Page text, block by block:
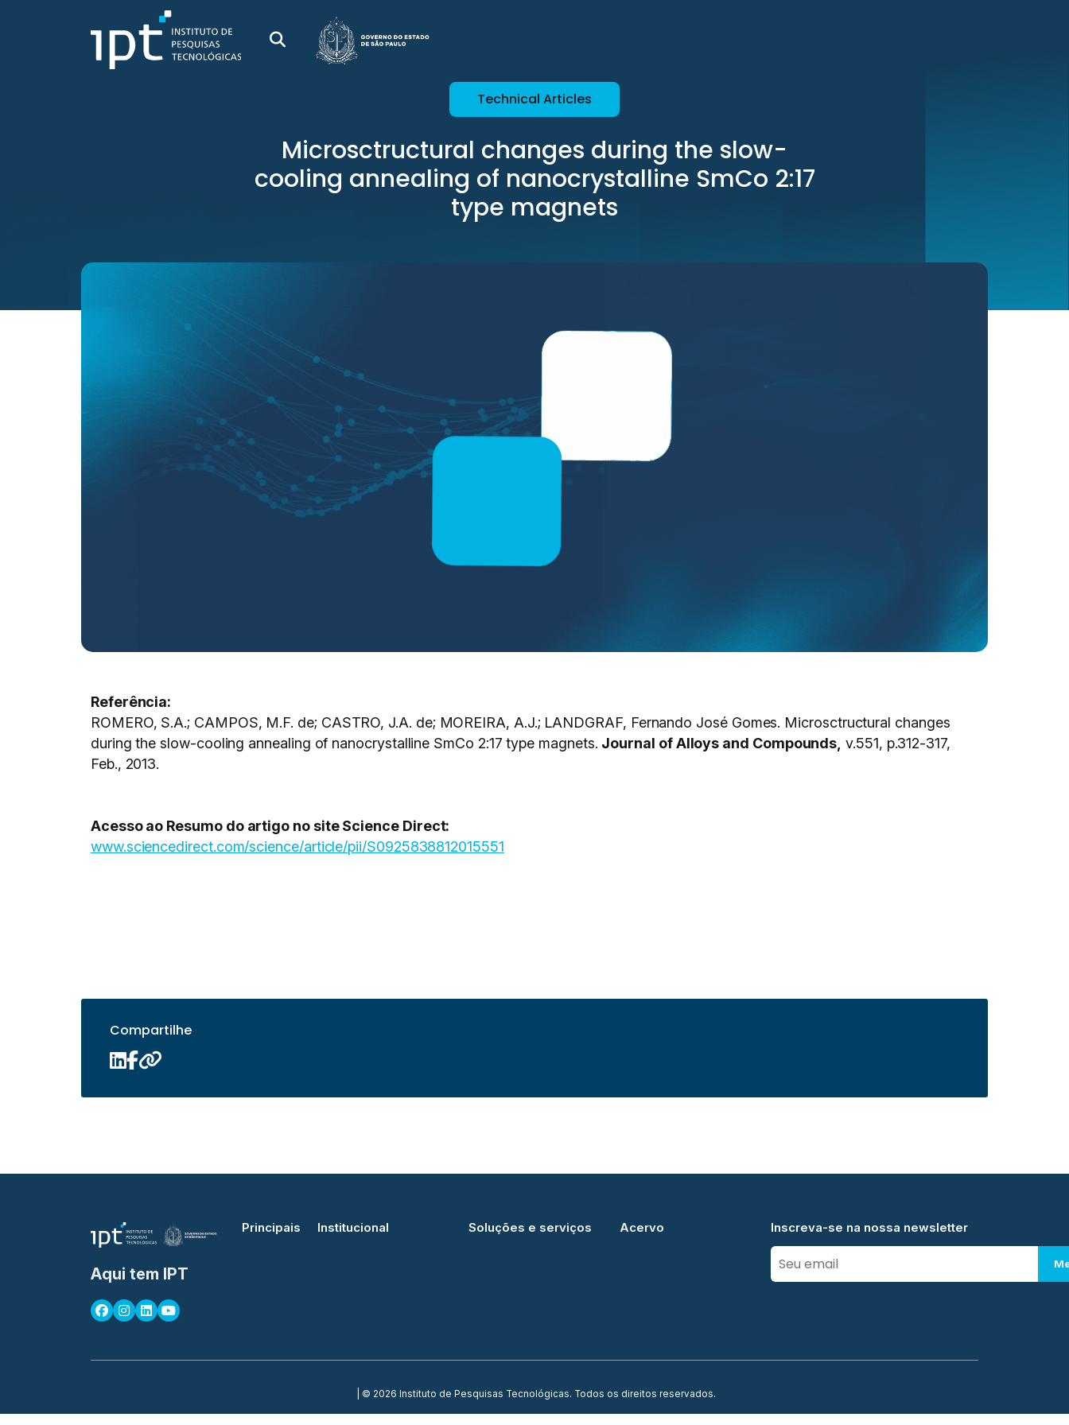
Technical Articles
Microsctructural changes during the slow-
cooling annealing of nanocrystalline SmCo 2:17
type magnets
Referência:
ROMERO, S.A.; CAMPOS, M.F. de; CASTRO, J.A. de; MOREIRA, A.J.; LANDGRAF, Fernando José Gomes. Microsctructural changes
during the slow-cooling annealing of nanocrystalline SmCo 2:17 type magnets. Journal of Alloys and Compounds, v.551, p.312-317,
Feb., 2013.
Acesso ao Resumo do artigo no site Science Direct:
www.sciencedirect.com/science/article/pii/S0925838812015551
Compartilhe
Aqui tem IPT
Principais Institucional Soluções e serviços Acervo Inscreva-se na nossa newsletter
| © 2026 Instituto de Pesquisas Tecnológicas. Todos os direitos reservados.